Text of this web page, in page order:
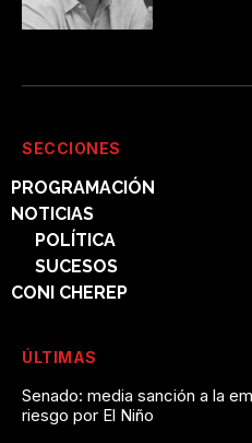
SECCIONES
PROGRAMACIÓN
NOTICIAS
POLÍTICA
SUCESOS
CONI CHEREP
ÚLTIMAS
Senado: media sanción a la
riesgo por El Niño